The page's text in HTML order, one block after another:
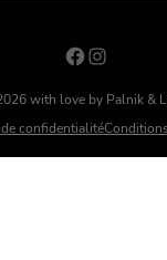
Facebook Instagram
with love by Palnik &
confidentialité